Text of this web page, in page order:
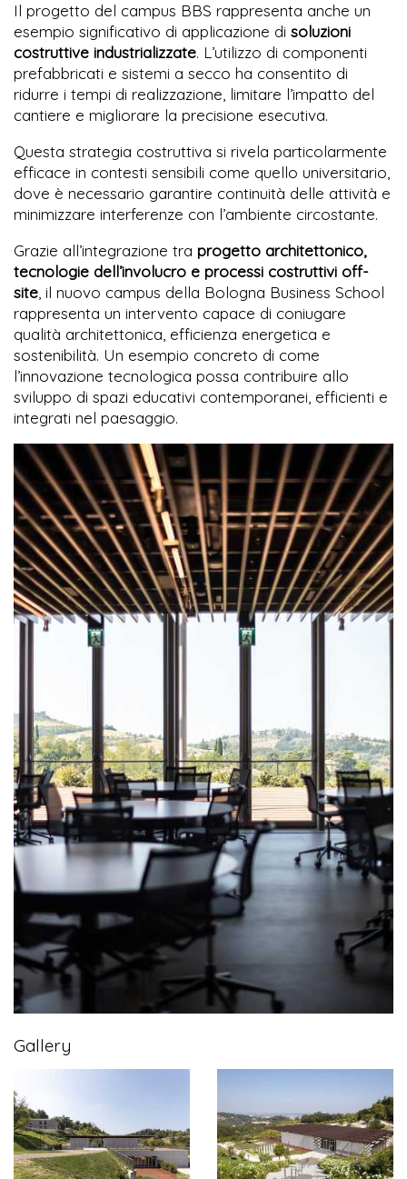
Il progetto del campus BBS rappresenta anche un
esempio significativo di applicazione di soluzioni
costruttive industrializzate. L’utilizzo di componenti
prefabbricati e sistemi a secco ha consentito di
ridurre i tempi di realizzazione, limitare l’impatto del
cantiere e migliorare la precisione esecutiva.
Questa strategia costruttiva si rivela particolarmente
efficace in contesti sensibili come quello universitario,
dove è necessario garantire continuità delle attività e
minimizzare interferenze con l’ambiente circostante.
Grazie all’integrazione tra progetto architettonico,
tecnologie dell’involucro e processi costruttivi off-
site, il nuovo campus della Bologna Business School
rappresenta un intervento capace di coniugare
qualità architettonica, efficienza energetica e
sostenibilità. Un esempio concreto di come
l’innovazione tecnologica possa contribuire allo
sviluppo di spazi educativi contemporanei, efficienti e
integrati nel paesaggio.
Gallery